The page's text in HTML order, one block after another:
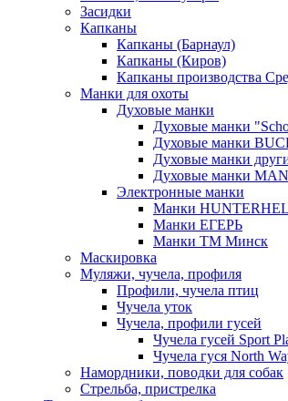
Засидки
Капканы
Капканы (Барнаул)
Капканы (Киров)
Капканы производства
Манки для охоты
Духовые манки
Духовые манки
Духовые манки
Духовые манки
Духовые манки
Электронные манки
Манки
Манки ЕГЕРЬ
Манки ТМ Минск
Маскировка
Муляжи, чучела, профиля
Профили, чучела птиц
Чучела уток
Чучела, профили гусей
Чучела гусей Sport
Чучела гуся North
Намордники, поводки для собак
Стрельба, пристрелка